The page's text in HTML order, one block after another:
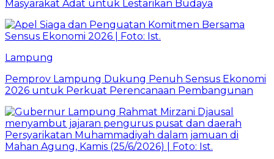
Masyarakat Adat untuk Lestarikan Budaya
Lampung
Pemprov Lampung Dukung Penuh Sensus Ekonomi
2026 untuk Perkuat Perencanaan Pembangunan